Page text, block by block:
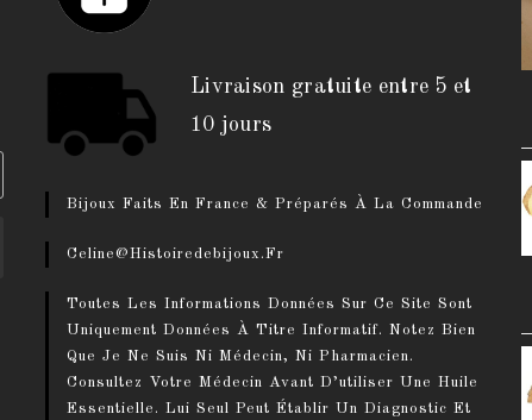
Livraison gratuite entre 5 et
10 jours
Bijoux Faits En France & Préparés À La Commande
Celine@histoiredebijoux.fr
Toutes Les Informations Données Sur Ce Site Sont
Uniquement Données À Titre Informatif. Notez Bien
Que Je Ne Suis Ni Médecin, Ni Pharmacien.
Consultez Votre Médecin Avant D’utiliser Une Huile
Essentielle. Lui Seul Peut Établir Un Diagnostic Et